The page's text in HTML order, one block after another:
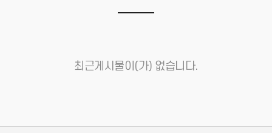
[3차수,4차수] 2026-1학기 공학대학원 종합시험 시행안내
최근게시물이(가) 없습니다.